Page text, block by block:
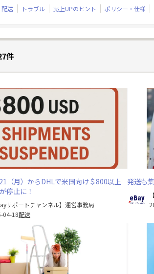
配送 トラブル 売上UPのヒント ポリシー・仕様
件
（月）からDHLで米国向け＄800以上
停止に！
サポートチャンネル】運営事務局
04-18配送
発送も